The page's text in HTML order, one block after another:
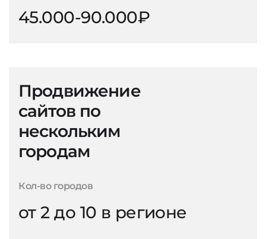
45.000-90.000₽
Продвижение
сайтов по
нескольким
городам
Кол-во городов
от 2 до 10 в регионе